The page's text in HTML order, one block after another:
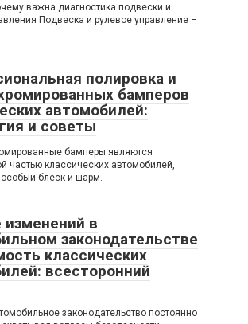
важна диагностика подвески и
Подвеска и рулевое управление –
полировка и
бамперов
автомобилей:
и советы
бамперы являются
частью классических автомобилей,
блеск и шарм.
изменений в
законодательстве
классических
всесторонний
законодательство постоянно